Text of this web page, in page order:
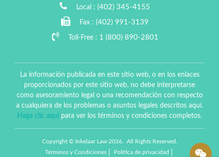
Local : (402) 345-4155
Fax : (402) 991-3139
Toll-Free : 1 (800) 890-2801
La información publicada en este sitio web, o en los enlaces
proporcionados por este sitio web, no debe interpretarse
como asesoramiento legal o una recomendación con respecto
a cualquiera de los problemas o asuntos legales descritos aquí.
Haga clic aquí para ver los términos y condiciones completos.
Copyright © Inkelaar Law 2026. All Rights Reserved.
Términos y Condiciones
Política de privacidad